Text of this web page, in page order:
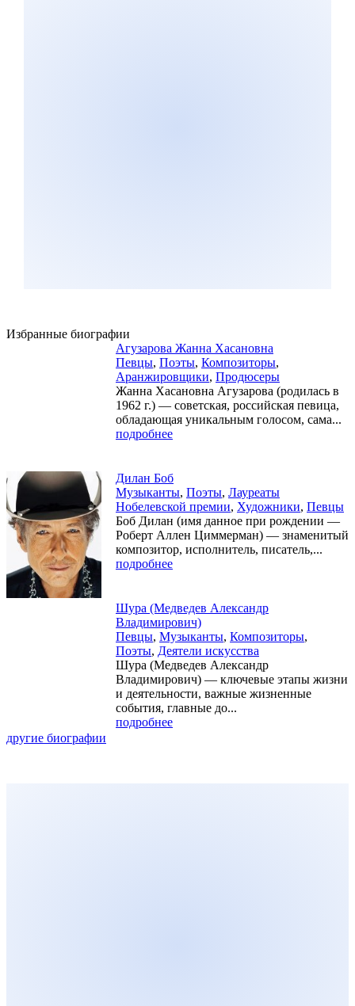
Избранные биографии
Агузарова Жанна Хасановна
Певцы, Поэты, Композиторы,
Аранжировщики, Продюсеры
Жанна Хасановна Агузарова (родилась в
1962 г.) — советская, российская певица,
обладающая уникальным голосом, сама...
подробнее
Дилан Боб
Музыканты, Поэты, Лауреаты
Нобелевской премии, Художники, Певцы
Боб Дилан (имя данное при рождении —
Роберт Аллен Циммерман) — знаменитый
композитор, исполнитель, писатель,...
подробнее
Шура (Медведев Александр
Владимирович)
Певцы, Музыканты, Композиторы,
Поэты, Деятели искусства
Шура (Медведев Александр
Владимирович) — ключевые этапы жизни
и деятельности, важные жизненные
события, главные до...
подробнее
другие биографии